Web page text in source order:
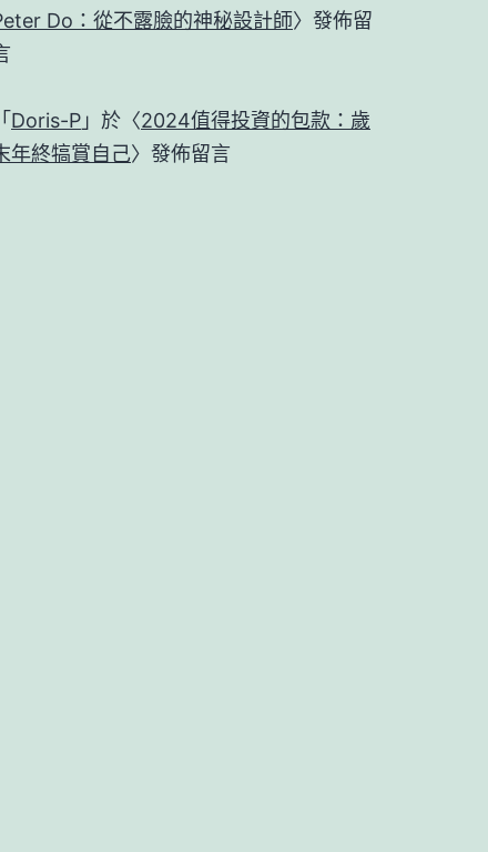
Do：從不露臉的神秘設計師〉發佈留
「 Doris-P 」於〈2024值得投資的包款：歲
年終犒賞自己〉發佈留言